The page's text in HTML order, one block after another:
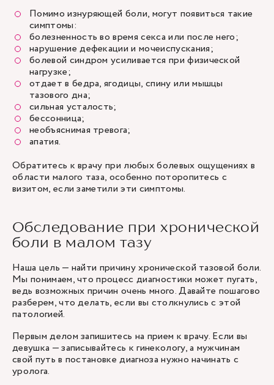
Помимо изнуряющей боли, могут появиться такие
симптомы:
болезненность во время секса или после него;
нарушение дефекации и мочеиспускания;
болевой синдром усиливается при физической
нагрузке;
отдает в бедра, ягодицы, спину или мышцы
тазового дна;
сильная усталость;
бессонница;
необъяснимая тревога;
апатия.
Обратитесь к врачу при любых болевых ощущениях в
области малого таза, особенно поторопитесь с
визитом, если заметили эти симптомы.
Обследование при хронической
боли в малом тазу
Наша цель — найти причину хронической тазовой боли.
Мы понимаем, что процесс диагностики может пугать,
ведь возможных причин очень много. Давайте пошагово
разберем, что делать, если вы столкнулись с этой
патологией.
Первым делом запишитесь на прием к врачу. Если вы
девушка — записывайтесь к гинекологу, а мужчинам
свой путь в постановке диагноза нужно начинать с
уролога.